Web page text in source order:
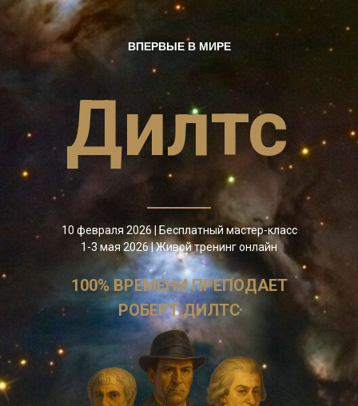
ВПЕРВЫЕ В МИРЕ
Дилтс
10 февраля 2026 | Бесплатный мастер-класс
1-3 мая 2026 | Живой тренинг онлайн
100% ВРЕМЕНИ ПРЕПОДАЕТ
РОБЕРТ ДИЛТС